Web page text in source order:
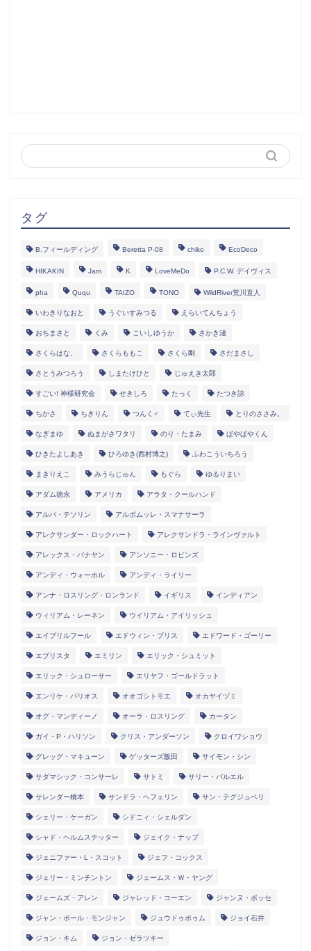
タグ
B.フィールディング Beretta P-08 chiko EcoDeco
HIKAKIN Jam K LoveMeDo P.C.W. デイヴィス
pha Ququ TAIZO TONO WildRiver荒川直人
いわきりなおと うぐいすみつる えらいてんちょう
おちまさと くみ こいしゆうか さかき漣
さくらはな。 さくらももこ さくら剛 さだまさし
さとうみつろう しまたけひと じゅえき太郎
すごい! 神様研究会 せきしろ たっく たつき諒
ちかさ ちきりん つんく♂ てぃ先生 とりのささみ。
なぎまゆ ぬまがさワタリ のり・たまみ ぱやぱやくん
ひきたよしあき ひろゆき(西村博之) ふわこういちろう
まきりえこ みうらじゅん もぐら ゆるりまい
アダム徳永 アメリカ アラタ・クールハンド
アルパ・テソリン アルボムッレ・スマナサーラ
アレクサンダー・ロックハート アレクサンドラ・ラインヴァルト
アレックス・バナヤン アンソニー・ロビンズ
アンディ・ウォーホル アンディ・ライリー
アンナ・ロスリング・ロンランド イギリス インディアン
ウィリアム・レーネン ウイリアム・アイリッシュ
エイプリルフール エドウィン・ブリス エドワード・ゴーリー
エブリスタ エミリン エリック・シュミット
エリック・シュローサー エリヤフ・ゴールドラット
エンリケ・バリオス オオゴシトモエ オカヤイヅミ
オグ・マンディーノ オーラ・ロスリング カータン
ガイ・P・ハリソン クリス・アンダーソン クロイワショウ
グレッグ・マキューン ゲッターズ飯田 サイモン・シン
サダマシック・コンサーレ サトミ サリー・バルエル
サレンダー橋本 サンドラ・ヘフェリン サン・テグジュペリ
シェリー・ケーガン シドニィ・シェルダン
シャド・ヘルムステッター ジェイク・ナップ
ジェニファー・L・スコット ジェフ・コックス
ジェリー・ミンチントン ジェームス・Ｗ・ヤング
ジェームズ・アレン ジャレッド・コーエン ジャンヌ・ボッセ
ジャン・ポール・モンジャン ジュウドゥポゥム ジョイ石井
ジョン・キム ジョン・ゼラツキー